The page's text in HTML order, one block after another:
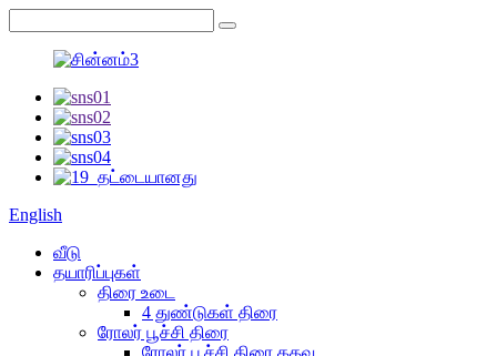
English
வீடு
தயாரிப்புகள்
திரை உடை
4 துண்டுகள் திரை
ரோலர் பூச்சி திரை
ரோலர் பூச்சி திரை கதவு